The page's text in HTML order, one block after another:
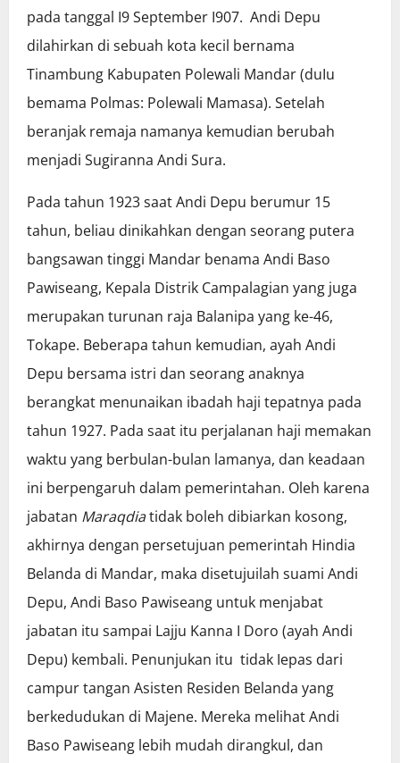
pada tanggal I9 September I907. Andi Depu
dilahirkan di sebuah kota kecil bernama
Tinambung Kabupaten Polewali Mandar (duIu
bemama Polmas: Polewali Mamasa). Setelah
beranjak remaja namanya kemudian berubah
menjadi Sugiranna Andi Sura.
Pada tahun 1923 saat Andi Depu berumur 15
tahun, beliau dinikahkan dengan seorang putera
bangsawan tinggi Mandar benama Andi Baso
Pawiseang, Kepala Distrik Campalagian yang juga
merupakan turunan raja Balanipa yang ke-46,
Tokape. Beberapa tahun kemudian, ayah Andi
Depu bersama istri dan seorang anaknya
berangkat menunaikan ibadah haji tepatnya pada
tahun 1927. Pada saat itu perjalanan haji memakan
waktu yang berbulan-bulan lamanya, dan keadaan
ini berpengaruh dalam pemerintahan. Oleh karena
jabatan Maraqdiatidak boleh dibiarkan kosong,
akhirnya dengan persetujuan pemerintah Hindia
Belanda di Mandar, maka disetujuilah suami Andi
Depu, Andi Baso Pawiseang untuk menjabat
jabatan itu sampai Lajju Kanna I Doro (ayah Andi
Depu) kembali. Penunjukan itu tidak Iepas dari
campur tangan Asisten Residen Belanda yang
berkedudukan di Majene. Mereka melihat Andi
Baso Pawiseang lebih mudah dirangkul, dan